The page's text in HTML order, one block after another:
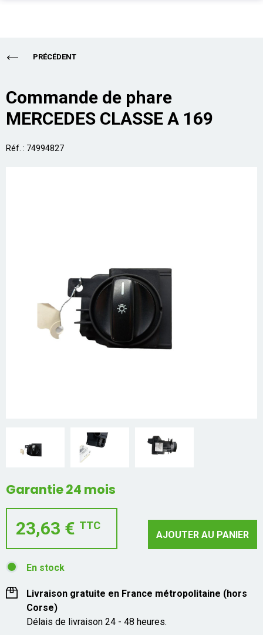
Total
Acheter
ENLÈVEMENT EPAVE
SUR PLACE
PRO
Appelez-nous
01 60 48 23 09
PRÉCÉDENT
Commande de phare
MERCEDES CLASSE A 169
Réf. : 74994827
Garantie 24 mois
23,63 € TTC
AJOUTER AU PANIER
En stock
Livraison gratuite en France métropolitaine (hors
Corse)
Délais de livraison 24 - 48 heures.